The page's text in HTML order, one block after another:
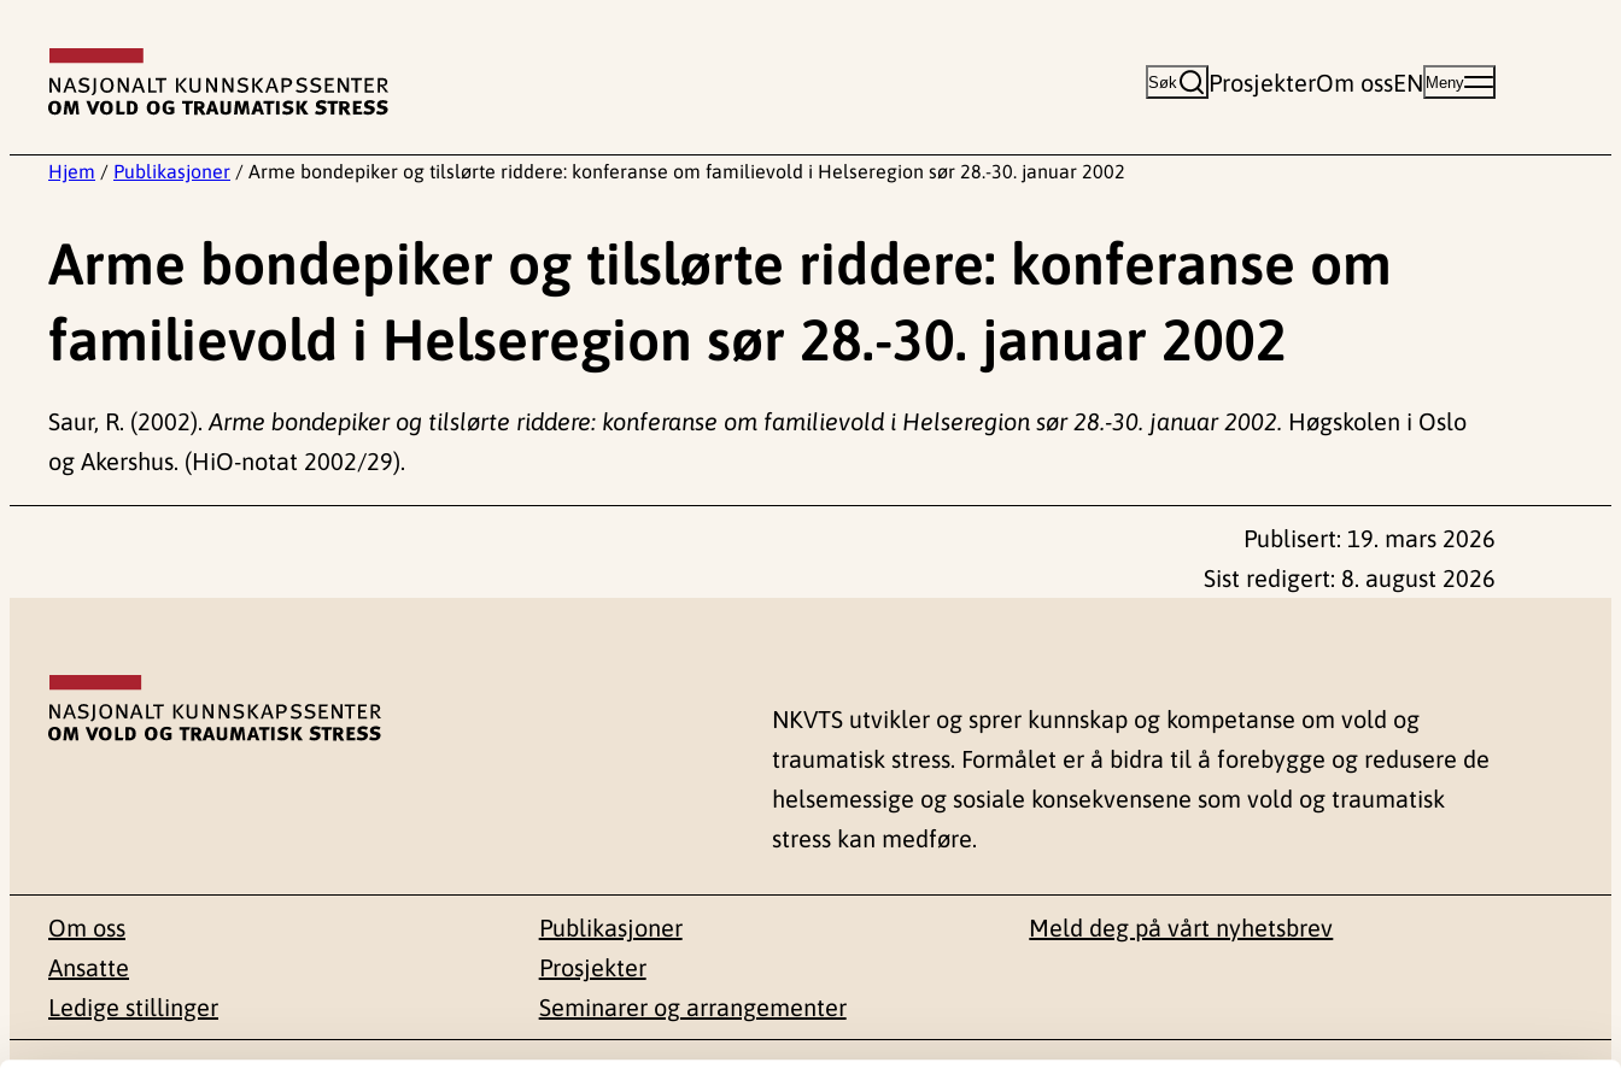
innhold
Søk ProsjekterOm ossEN Meny
Hjem / Publikasjoner / Arme bondepiker og tilslørte riddere: konferanse om familievold i Helseregion sør 28.-30. januar 2002
Arme bondepiker og tilslørte riddere: konferanse om
familievold i Helseregion sør 28.-30. januar 2002
Saur, R. (2002). Arme bondepiker og tilslørte riddere: konferanse om familievold i Helseregion sør 28.-30. januar 2002. Høgskolen i Oslo
og Akershus. (HiO-notat 2002/29).
Publisert: 19. mars 2026
Sist redigert: 8. august 2026
NKVTS utvikler og sprer kunnskap og kompetanse om vold og
traumatisk stress. Formålet er å bidra til å forebygge og redusere de
helsemessige og sosiale konsekvensene som vold og traumatisk
stress kan medføre.
Om oss
Ansatte
Ledige stillinger
Publikasjoner
Prosjekter
Seminarer og arrangementer
Meld deg på vårt nyhetsbrev